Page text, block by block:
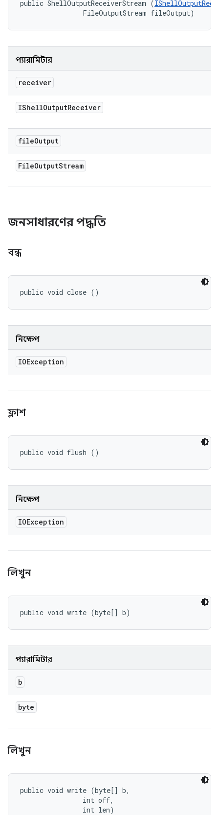
public ShellOutputReceiverStream (
                FileOutputStream fileOutput)
প্যারামিটার
receiver
IShellOutputReceiver
fileOutput
FileOutputStream
জনসাধারণের পদ্ধতি
বন্ধ
public void close ()
নিক্ষেপ
IOException
ফ্লাশ
public void flush ()
নিক্ষেপ
IOException
লিখুন
public void write (byte[] b)
প্যারামিটার
b
byte
লিখুন
public void write (byte[] b,
                int off,
                int len)